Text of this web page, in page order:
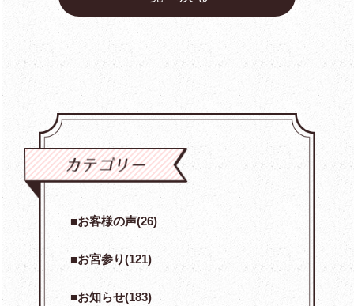
お客様の声(26)
お宮参り(121)
お知らせ(183)